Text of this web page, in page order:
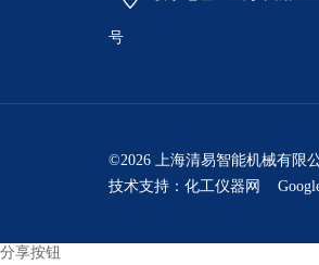
号
©2026 上海清易智能机械有限
技术支持： 化工仪器网
分享按钮